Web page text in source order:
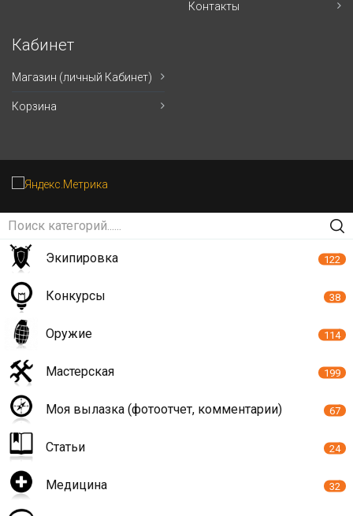
Контакты
Кабинет
Магазин (личный Кабинет)
Корзина
Экипировка 122
Конкурсы 38
Оружие 114
Мастерская 199
Моя вылазка (фотоотчет, комментарии) 67
Статьи 24
Медицина 32